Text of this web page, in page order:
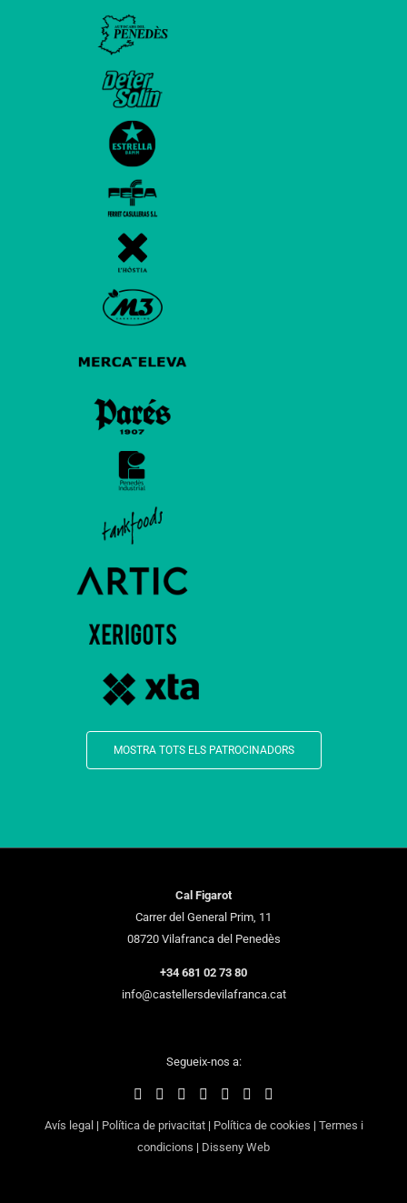
MOSTRA TOTS ELS PATROCINADORS
Cal Figarot
Carrer del General Prim, 11
08720 Vilafranca del Penedès
+34 681 02 73 80
info@castellersdevilafranca.cat
Segueix-nos a:
Avís legal | Política de privacitat| Política de cookies | Termes i
condicions | Disseny Web